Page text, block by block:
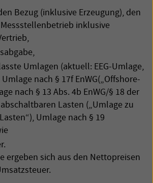
Bezug (inklusive Erzeugung), den
inklusive
Umlagen (aktuell: EEG-Umlage,
nach § 17f EnWG(„Offshore-
nach § 13 Abs. 4b EnWG/§ 18 der
Lasten („Umlage zu
Umlage nach § 19
ergeben sich aus den Nettopreisen